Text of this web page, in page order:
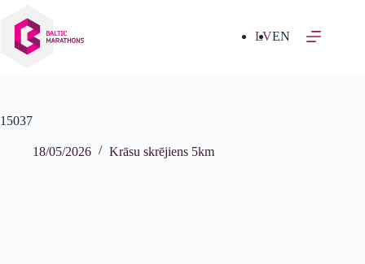
saturu
LVEN
15037
18/05/2026 Krāsu skrējiens 5km